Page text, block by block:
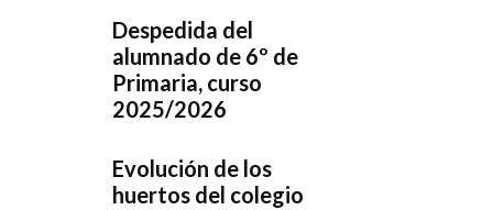
Despedida del
alumnado de 6º de
Primaria, curso
2025/2026
Evolución de los
huertos del colegio